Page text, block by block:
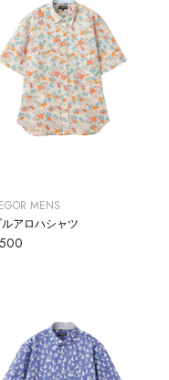
MENS
ルアロハシャツ